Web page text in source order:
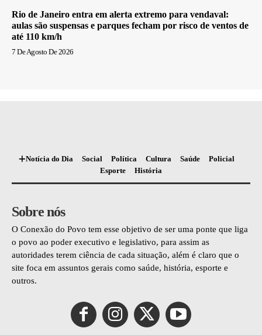
Rio de Janeiro entra em alerta extremo para vendaval:
aulas são suspensas e parques fecham por risco de ventos de
até 110 km/h
7 De Agosto De 2026
Notícia do Dia Social Política Cultura Saúde
Policial
Esporte
História
Sobre nós
O Conexão do Povo tem esse objetivo de ser uma ponte que liga
o povo ao poder executivo e legislativo, para assim as
autoridades terem ciência de cada situação, além é claro que o
site foca em assuntos gerais como saúde, história, esporte e
outros.